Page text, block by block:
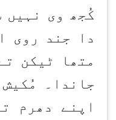
کُجھ وی نہیں
دا جند روی
متھا ٹیکن
جاندا۔
اپنے دھرم